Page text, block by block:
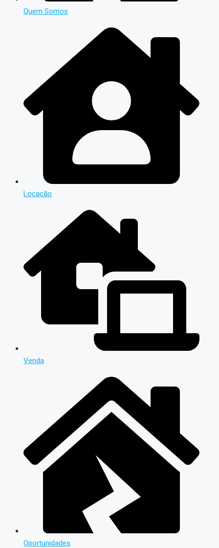
Quem Somos
Locação
Venda
Oportunidades